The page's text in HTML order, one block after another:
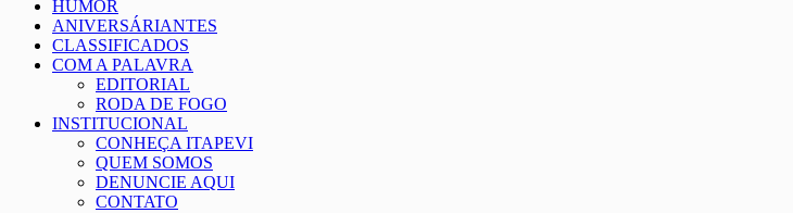
HUMOR
ANIVERSÁRIANTES
CLASSIFICADOS
COM A PALAVRA
EDITORIAL
RODA DE FOGO
INSTITUCIONAL
CONHEÇA ITAPEVI
QUEM SOMOS
DENUNCIE AQUI
CONTATO